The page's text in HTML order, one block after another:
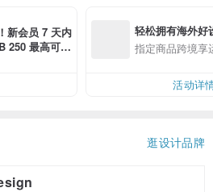
新会员 7 天内
250 最高可折
轻松拥有海外好
指定商品跨境享
活动详
逛设计品牌